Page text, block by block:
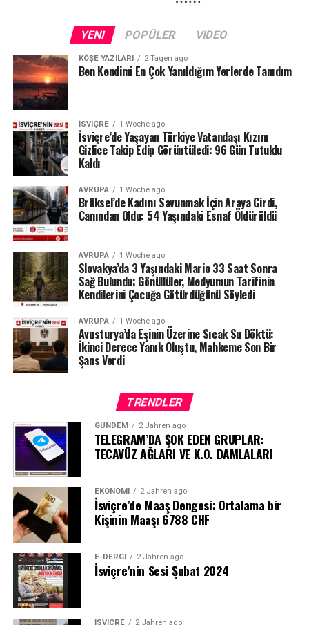
Kuraklığın etkileri yalnızca Schaffhausen ile sınırlı değil.
des Brenets de son derece düşük su seviyeleriyle karşı
karşıya.
24 Temmuz ölçümlerinde göl seviyesi denizden 742,13
metre, çıkıştaki su debisi ise yalnızca saniyede 1,2
metreküp olarak kaydedildi. Su seviyesinin düşmesi
nedeniyle göldeki tekne seferleri de durduruldu.
Lac des Brenets daha önce de uzun kuraklık
dönemlerinde benzer sorunlar yaşamış, özellikle 2022
yazında su seviyesi ciddi şekilde gerilemişti.
Ren Şelalesi’ndeki son durum ise İsviçre’de devam eden
yağış eksikliğinin nehir ve göller üzerindeki etkisini
gözler önüne seriyor.
Kaynak: BAFU / BRK News
YENI POPÜLER VIDEO
KÖŞE YAZILARI 2 Tagen ago
Ben Kendimi En Çok Yanıldığım Yerlerde Tanıdım
İSVIÇRE 1 Woche ago
İsviçre’de Yaşayan Türkiye Vatandaşı Kızını
Gizlice Takip Edip Görüntüledi: 96 Gün Tutuklu
Kaldı
AVRUPA 1 Woche ago
Brüksel’de Kadını Savunmak İçin Araya Girdi,
Canından Oldu: 54 Yaşındaki Esnaf Öldürüldü
AVRUPA 1 Woche ago
Slovakya’da 3 Yaşındaki Mario 33 Saat Sonra
Sağ Bulundu: Gönüllüler, Medyumun Tarifinin
Kendilerini Çocuğa Götürdüğünü Söyledi
AVRUPA 1 Woche ago
Avusturya’da Eşinin Üzerine Sıcak Su Döktü:
İkinci Derece Yanık Oluştu, Mahkeme Son Bir
Şans Verdi
TRENDLER
GÜNDEM 2 Jahren ago
TELEGRAM’DA ŞOK EDEN GRUPLAR:
TECAVÜZ AĞLARI VE K.O. DAMLALARI
EKONOMI 2 Jahren ago
İsviçre’de Maaş Dengesi: Ortalama bir
Kişinin Maaşı 6788 CHF
E-DERGI 2 Jahren ago
İsviçre’nin Sesi Şubat 2024
İSVIÇRE 2 Jahren ago